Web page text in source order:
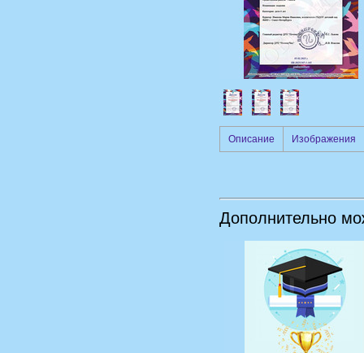
Описание Изображения
Дополнительно